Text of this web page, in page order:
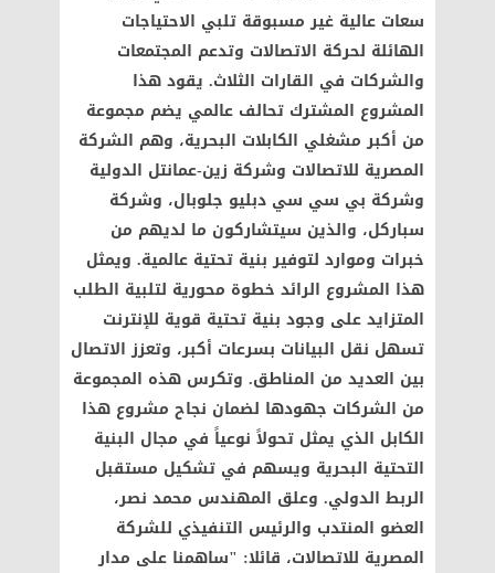
سعات عالية غير مسبوقة تلبي الاحتياجات
الهائلة لحركة الاتصالات وتدعم المجتمعات
والشركات في القارات الثلاث. يقود هذا
المشروع المشترك تحالف عالمي يضم مجموعة
من أكبر مشغلي الكابلات البحرية، وهم الشركة
المصرية للاتصالات وشركة زين-عمانتل الدولية
وشركة بي سي سي دبليو جلوبال، وشركة
سباركل، والذين سيتشاركون ما لديهم من
خبرات وموارد لتوفير بنية تحتية عالمية. ويمثل
هذا المشروع الرائد خطوة محورية لتلبية الطلب
المتزايد على وجود بنية تحتية قوية للإنترنت
تسهل نقل البيانات بسرعات أكبر، وتعزز الاتصال
بين العديد من المناطق. وتكرس هذه المجموعة
من الشركات جهودها لضمان نجاح مشروع هذا
الكابل الذي يمثل تحولاً نوعياً في مجال البنية
التحتية البحرية ويسهم في تشكيل مستقبل
الربط الدولي. وعلق المهندس محمد نصر،
العضو المنتدب والرئيس التنفيذي للشركة
المصرية للاتصالات، قائلا: "ساهمنا على مدار